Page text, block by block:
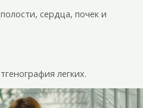
сердца, почек и
легких.